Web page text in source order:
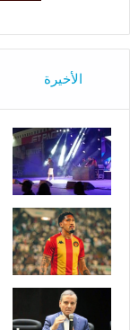
الأخيرة